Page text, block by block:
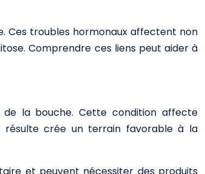
Ces troubles hormonaux affectent non
Comprendre ces liens peut aider à
de la bouche. Cette condition affecte
résulte crée un terrain favorable à la
et peuvent nécessiter des produits